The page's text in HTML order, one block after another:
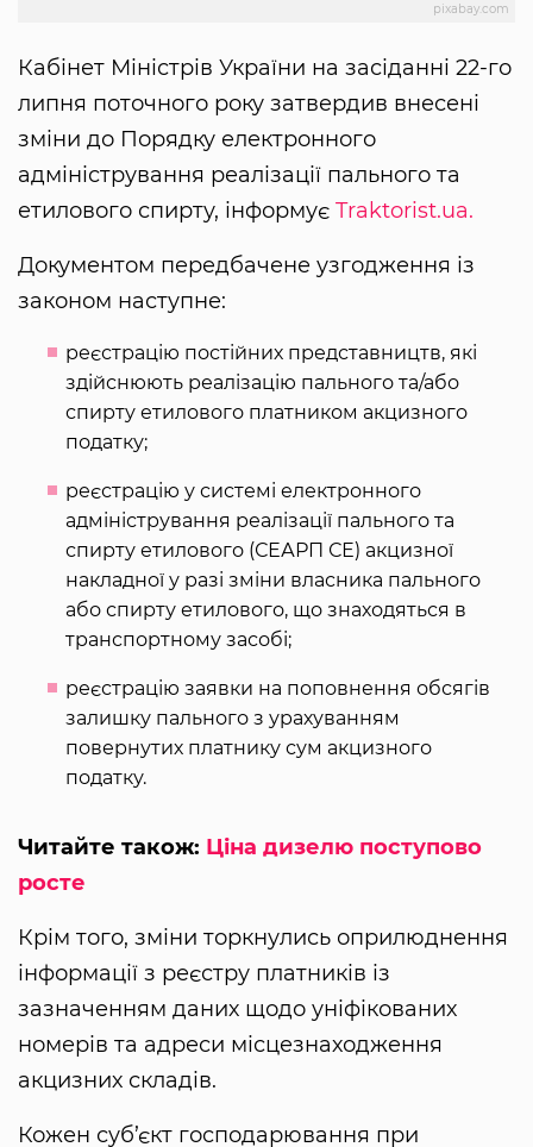
pixabay.com
Кабінет Міністрів України на засіданні 22-го
липня поточного року затвердив внесені
зміни до Порядку електронного
адміністрування реалізації пального та
етилового спирту, інформує Traktorist.ua.
Документом передбачене узгодження із
законом наступне:
реєстрацію постійних представництв, які
здійснюють реалізацію пального та/або
спирту етилового платником акцизного
податку;
реєстрацію у системі електронного
адміністрування реалізації пального та
спирту етилового (СЕАРП СЕ) акцизної
накладної у разі зміни власника пального
або спирту етилового, що знаходяться в
транспортному засобі;
реєстрацію заявки на поповнення обсягів
залишку пального з урахуванням
повернутих платнику сум акцизного
податку.
Читайте також: Ціна дизелю поступово
росте
Крім того, зміни торкнулись оприлюднення
інформації з реєстру платників із
зазначенням даних щодо уніфікованих
номерів та адреси місцезнаходження
акцизних складів.
Кожен суб’єкт господарювання при